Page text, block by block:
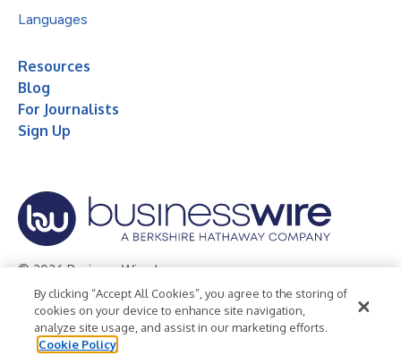
Languages
Resources
Blog
For Journalists
Sign Up
© 2026 Business Wire, Inc.
Privacy Policy Cookie Policy
Accessibility Statement
Terms of Use
Legal
By clicking “Accept All Cookies”, you agree to the storing of
cookies on your device to enhance site navigation,
analyze site usage, and assist in our marketing efforts.
Cookie Policy